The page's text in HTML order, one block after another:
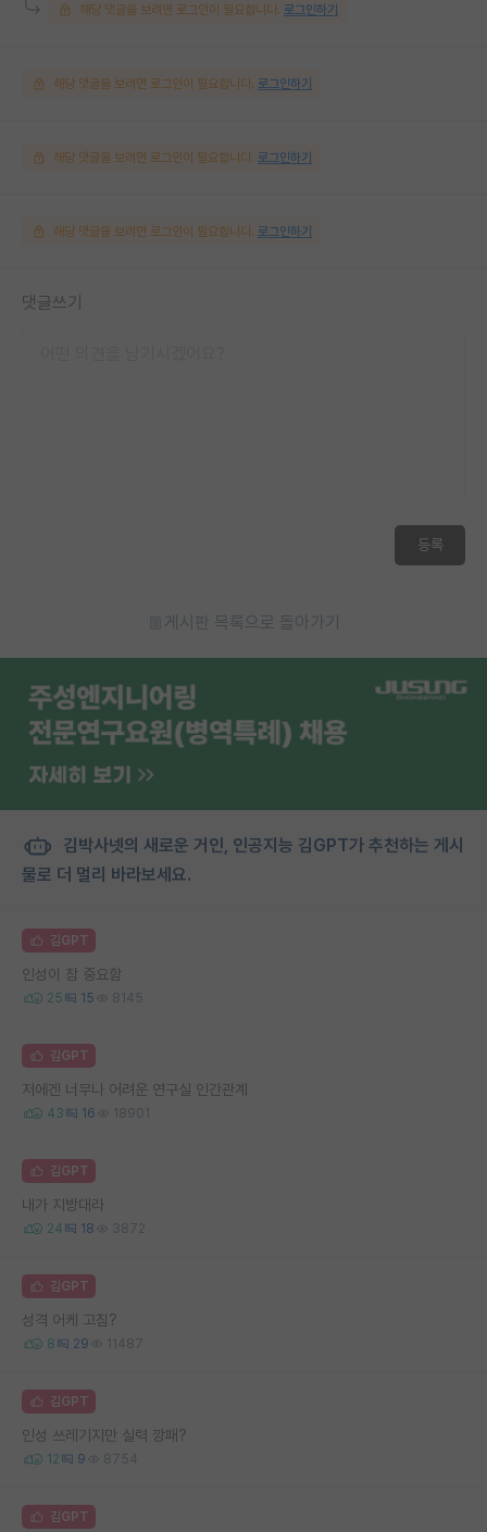
해당 댓글을 보려면 로그인이 필요합니다. 로그인하기
해당 댓글을 보려면 로그인이 필요합니다. 로그인하기
해당 댓글을 보려면 로그인이 필요합니다. 로그인하기
해당 댓글을 보려면 로그인이 필요합니다. 로그인하기
댓글쓰기
등록
게시판 목록으로 돌아가기
김박사넷의 새로운 거인, 인공지능 김GPT가 추천하는 게시
물로 더 멀리 바라보세요.
김GPT
인성이 참 중요함
25 15 8145
김GPT
저에겐 너무나 어려운 연구실 인간관계
43 16 18901
김GPT
내가 지방대라
24 18 3872
김GPT
성격 어케 고침?
8 29 11487
김GPT
인성 쓰레기지만 실력 깡패?
12 9 8754
김GPT